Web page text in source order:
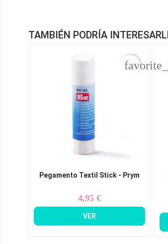
TAMBIÉN PODRÍA
Pegamento Textil Stick - Prym
Precio
4,95 €
VER